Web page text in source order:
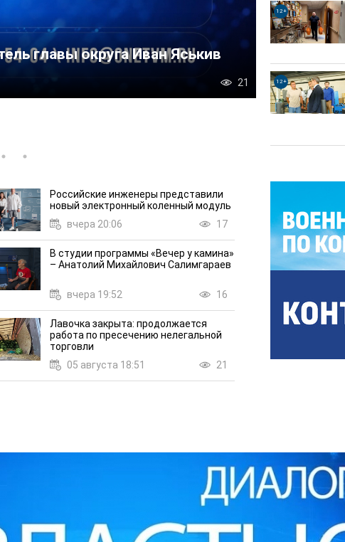
России» Александр Легков пообщался с
20
12+
12+
Российские инженеры представили
новый электронный коленный модуль
вчера 20:06
17
В студии программы «Вечер у камина»
– Анатолий Михайлович Салимгараев
вчера 19:52 16
Лавочка закрыта: продолжается
работа по пресечению нелегальной
торговли
05 августа 18:51
21